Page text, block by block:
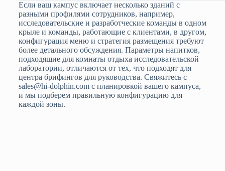
Если ваш кампус включает несколько зданий с
разными профилями сотрудников, например,
исследовательские и разработческие команды в одном
крыле и команды, работающие с клиентами, в другом,
конфигурация меню и стратегия размещения требуют
более детального обсуждения. Параметры напитков,
подходящие для комнаты отдыха исследовательской
лаборатории, отличаются от тех, что подходят для
центра брифингов для руководства. Свяжитесь с
sales@hi-dolphin.com с планировкой вашего кампуса,
и мы подберем правильную конфигурацию для
каждой зоны.